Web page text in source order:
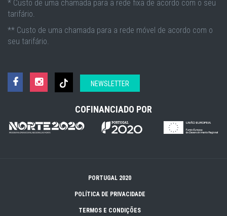
* Custo de uma chamada para a rede fixa de acordo com o seu
tarifário.
** Custo de uma chamada para a rede móvel de acordo com o
seu tarifário.
NEWSLETTER
COFINANCIADO POR
PORTUGAL 2020
POLÍTICA DE PRIVACIDADE
TERMOS E CONDIÇÕES